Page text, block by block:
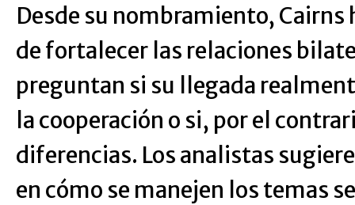
Desde su nombramiento, Cairns
de fortalecer las relaciones
preguntan si su llegada
la cooperación o si, por el
diferencias. Los analistas
en cómo se manejen los temas